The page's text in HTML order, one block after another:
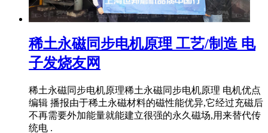
稀土永磁同步电机原理 工艺/制造 电
子发烧友网
稀土永磁同步电机原理稀土永磁同步电机原理 电机优点
编辑 播报由于稀土永磁材料的磁性能优异,它经过充磁后
不再需要外加能量就能建立很强的永久磁场,用来替代传
统电 .